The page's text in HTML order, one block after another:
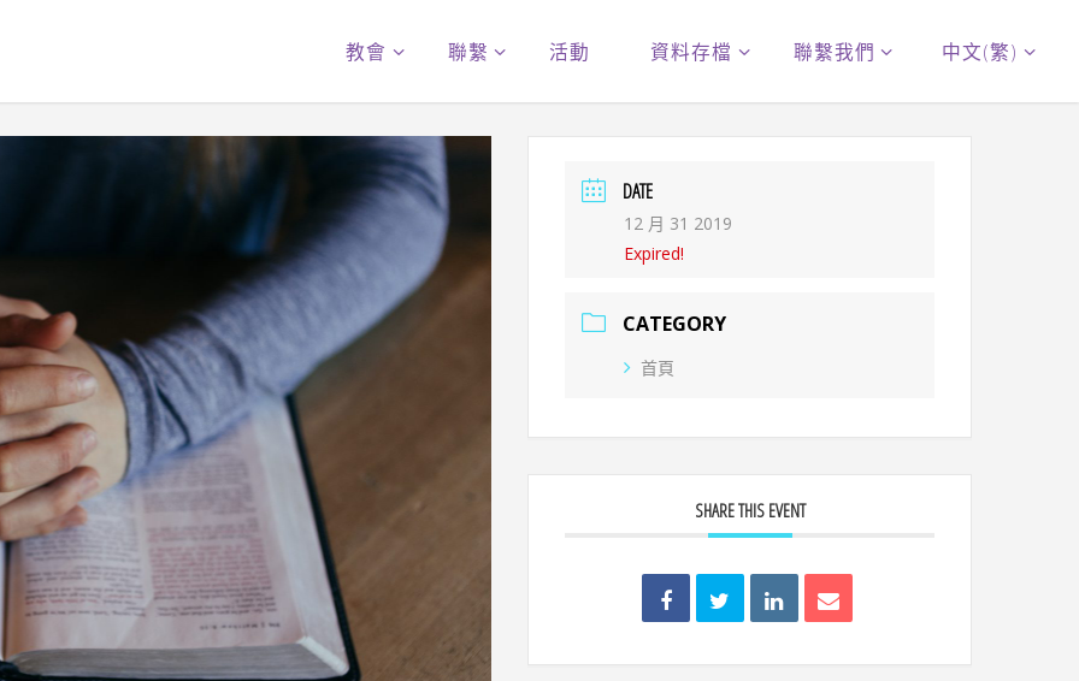
教會 聯繫 活動 資料存檔 聯繫我們 中文(繁)
DATE
12 月 31 2019
Expired!
CATEGORY
首頁
SHARE THIS EVENT